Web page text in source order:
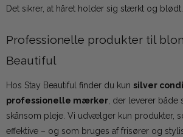
Det sikrer, at håret holder sig stærkt og blødt.
Professionelle produkter til
Beautiful
Hos Stay Beautiful finder du kun silver
professionelle mærker, der leverer både
skånsom pleje. Vi udvælger kun produkter,
effektive – og som bruges af frisører og